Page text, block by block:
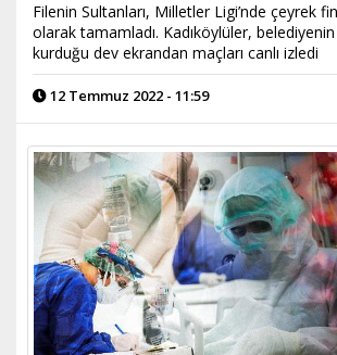
Filenin Sultanları, Milletler Ligi’nde çeyrek
olarak tamamladı. Kadıköylüler, belediyenin
kurduğu dev ekrandan maçları canlı izledi
12 Temmuz 2022 - 11:59